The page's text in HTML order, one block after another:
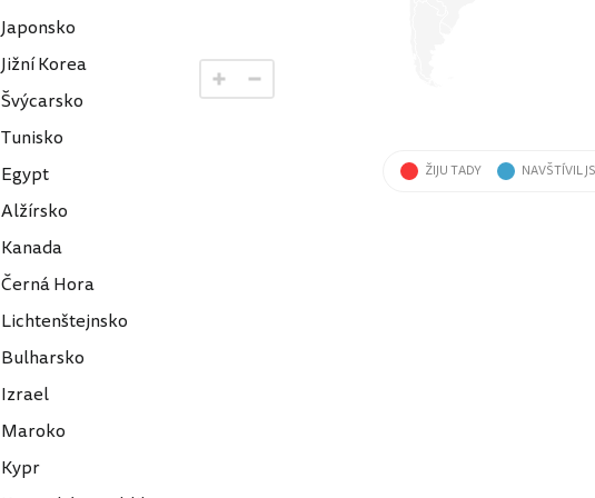
Japonsko
Jižní Korea
Švýcarsko
Tunisko
Egypt
Alžírsko
Kanada
Černá Hora
Lichtenštejnsko
Bulharsko
Izrael
Maroko
Kypr
ŽIJU TADY NAVŠTÍVIL